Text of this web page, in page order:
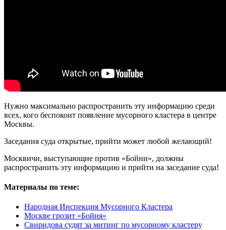
Нужно максимально распространить эту информацию среди
всех, кого беспокоит появление мусорного кластера в центре
Москвы.
Заседания суда открытые, прийти может любой желающий!
Москвичи, выступающие против «Бойни», должны
распространить эту информацию и прийти на заседание суда!
Материалы по теме:
Народная Инспекция Мусорного Кластера
Москве грозит «Бойня»
Свиридова судят за митинг по мусорному кластеру